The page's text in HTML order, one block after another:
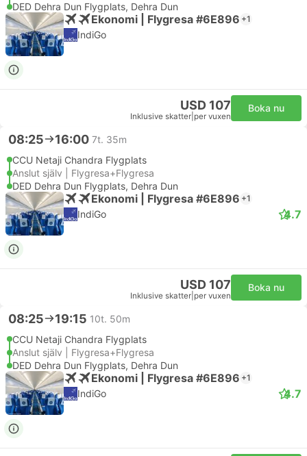
DED Dehra Dun Flygplats, Dehra Dun
Ekonomi | Flygresa #6E896 +1
IndiGo
USD 107
Inklusive skatter per vuxen
Boka nu
08:25 16:00 7t. 35m
CCU Netaji Chandra Flygplats
Anslut själv | Flygresa+Flygresa
DED Dehra Dun Flygplats, Dehra Dun
Ekonomi | Flygresa #6E896 +1
IndiGo 4.7
USD 107
Inklusive skatter per vuxen
Boka nu
08:25 19:15 10t. 50m
CCU Netaji Chandra Flygplats
Anslut själv | Flygresa+Flygresa
DED Dehra Dun Flygplats, Dehra Dun
Ekonomi | Flygresa #6E896 +1
IndiGo 4.7